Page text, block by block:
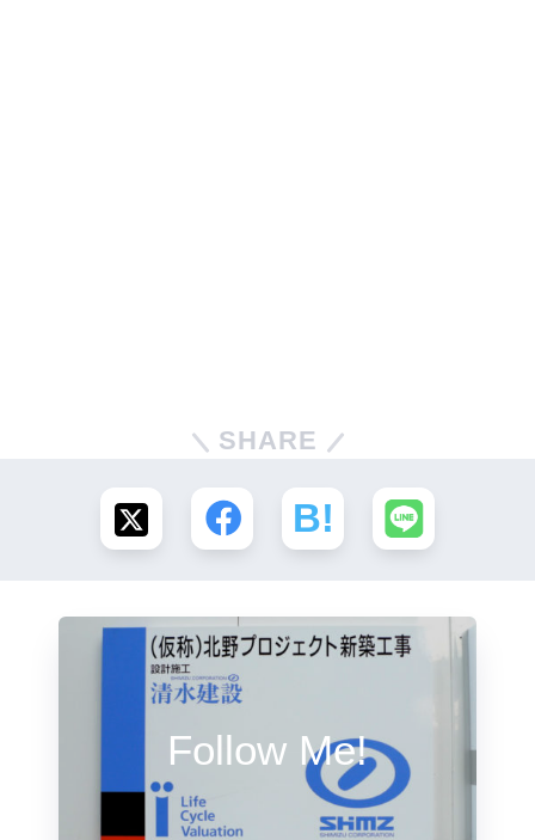
SHARE
Follow Me!